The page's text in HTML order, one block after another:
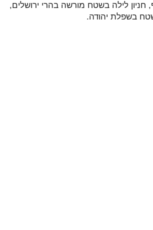
חניון לילה בשטח מורשה בהרי ירושלים,
בשפלת יהודה.